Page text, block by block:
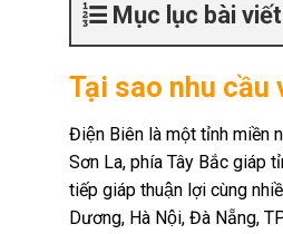
Mục lục bài viết
Tại sao nhu
Điện Biên là một tỉnh miền
Sơn La, phía Tây Bắc giáp
tiếp giáp thuận lợi cùng
Dương, Hà Nội, Đà Nẵng,